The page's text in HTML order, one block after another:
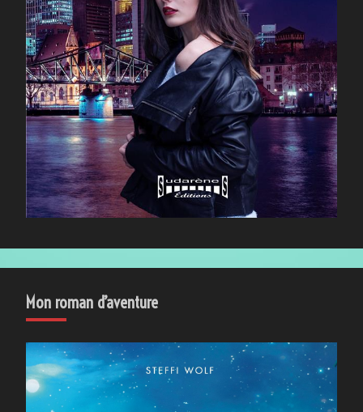
Mon roman d’aventure